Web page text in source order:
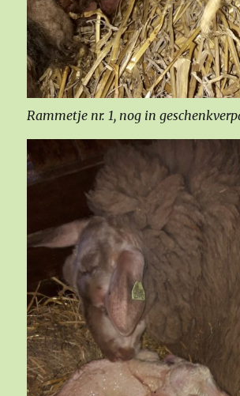
Rammetje nr. 1, nog in